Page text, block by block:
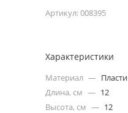
Артикул:008395
Характеристики
Материал —
Длина, см — 12
Высота, см — 12